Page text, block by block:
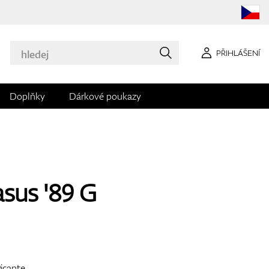
PŘIHLÁŠENÍ
Doplňky Dárkové poukazy
'89 G